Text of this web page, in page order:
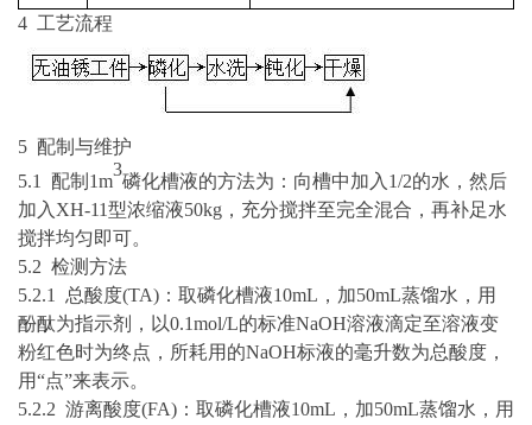
4 工艺流程
5 配制与维护
5.1 配制 1m
3
磷化槽液的方法为：向槽中加入 1/2的水，然后
加入XH-11型浓缩液50kg ，充分搅拌至完全混合，再补足水
搅拌均匀即可。
5.2 检测方法
5.2.1 总酸度(TA) ：取磷化槽液10mL ，加50mL蒸馏水，用
酚酞为指示剂，以0.1mol/L的标准NaOH溶液滴定至溶液变
粉红色时为终点，所耗用的NaOH标液的毫升数为总酸度，
用“点”来表示。
5.2.2 游离酸度(FA) ：取磷化槽液10mL ，加50mL蒸馏水，用